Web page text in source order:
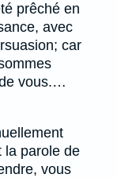
prêché en
avec
car
vous.…
la parole de
vous